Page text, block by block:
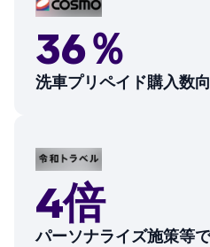
36％
洗車プリペイド購入数
4倍
パーソナライズ施策等